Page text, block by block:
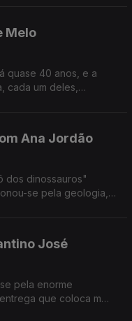
Melo
quase 40 anos, e a
cada um deles,
Ana Jordão
dos dinossauros"
se pela geologia,
José
pela enorme
que coloca m